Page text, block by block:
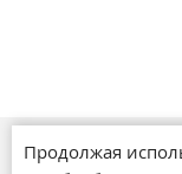
Магазины
Продолжая